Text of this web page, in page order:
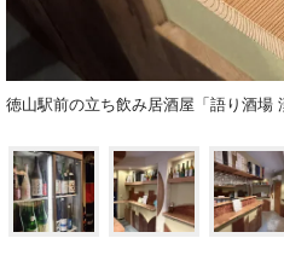
徳山駅前の立ち飲み居酒屋「語り酒場